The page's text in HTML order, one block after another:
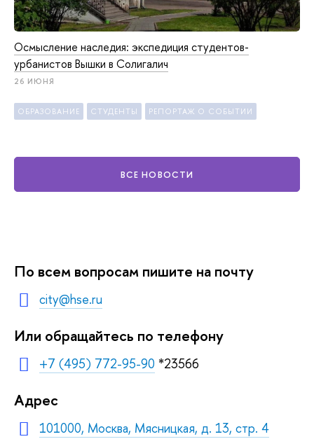
Осмысление наследия: экспедиция студентов-
урбанистов Вышки в Солигалич
26 ИЮНЯ
ОБРАЗОВАНИЕ СТУДЕНТЫ РЕПОРТАЖ О СОБЫТИИ
ВСЕ НОВОСТИ
По всем вопросам пишите на почту
city@hse.ru
Или обращайтесь по телефону
+7 (495) 772-95-90 *23566
Адрес
101000, Москва, Мясницкая, д. 13, стр. 4